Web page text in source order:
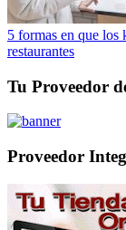
5 formas en que los
restaurantes
Tu Proveedor
Proveedor